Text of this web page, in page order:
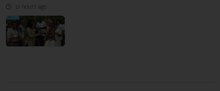
13 hours ago